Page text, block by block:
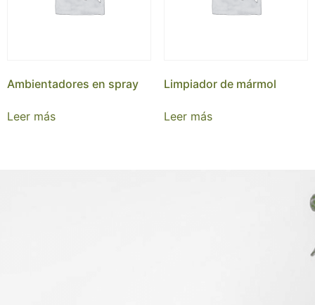
Ambientadores en spray
Leer más
Limpiador de mármol
Leer más